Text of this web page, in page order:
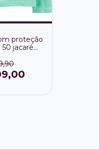
proteção
50 jacaré